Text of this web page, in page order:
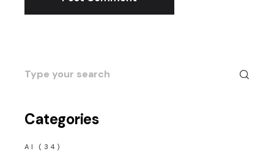
Search
for:
Categories
AI (34)